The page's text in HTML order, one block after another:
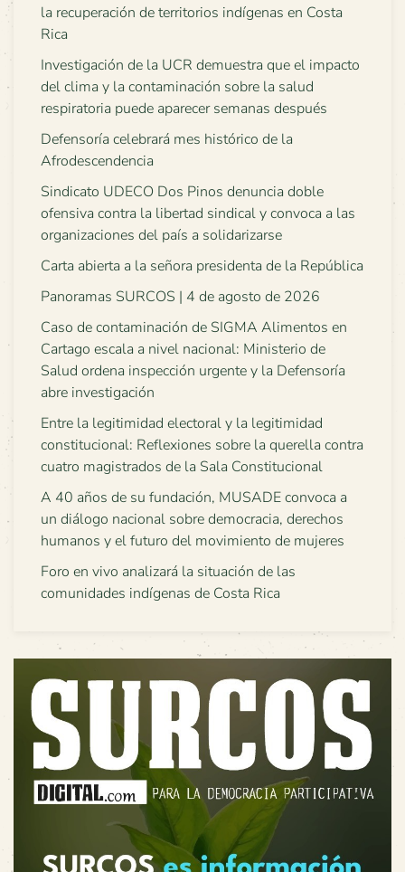
la recuperación de territorios indígenas en Costa
Rica
Investigación de la UCR demuestra que el impacto
del clima y la contaminación sobre la salud
respiratoria puede aparecer semanas después
Defensoría celebrará mes histórico de la
Afrodescendencia
Sindicato UDECO Dos Pinos denuncia doble
ofensiva contra la libertad sindical y convoca a las
organizaciones del país a solidarizarse
Carta abierta a la señora presidenta de la República
Panoramas SURCOS | 4 de agosto de 2026
Caso de contaminación de SIGMA Alimentos en
Cartago escala a nivel nacional: Ministerio de
Salud ordena inspección urgente y la Defensoría
abre investigación
Entre la legitimidad electoral y la legitimidad
constitucional: Reflexiones sobre la querella contra
cuatro magistrados de la Sala Constitucional
A 40 años de su fundación, MUSADE convoca a
un diálogo nacional sobre democracia, derechos
humanos y el futuro del movimiento de mujeres
Foro en vivo analizará la situación de las
comunidades indígenas de Costa Rica